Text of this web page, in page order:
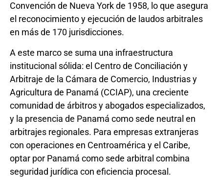
Convención de Nueva York de 1958, lo que asegura
el reconocimiento y ejecución de laudos arbitrales
en más de 170 jurisdicciones.
A este marco se suma una infraestructura
institucional sólida: el Centro de Conciliación y
Arbitraje de la Cámara de Comercio, Industrias y
Agricultura de Panamá (CCIAP), una creciente
comunidad de árbitros y abogados especializados,
y la presencia de Panamá como sede neutral en
arbitrajes regionales. Para empresas extranjeras
con operaciones en Centroamérica y el Caribe,
optar por Panamá como sede arbitral combina
seguridad jurídica con eficiencia procesal.